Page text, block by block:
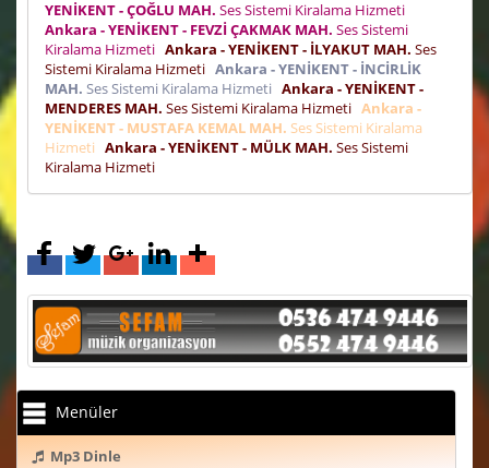
YENİKENT - ÇOĞLU MAH. Ses Sistemi Kiralama Hizmeti
Ankara - YENİKENT - FEVZİ ÇAKMAK MAH. Ses Sistemi
Kiralama Hizmeti Ankara - YENİKENT - İLYAKUT MAH. Ses
Sistemi Kiralama Hizmeti Ankara - YENİKENT - İNCİRLİK
MAH. Ses Sistemi Kiralama Hizmeti Ankara - YENİKENT -
MENDERES MAH. Ses Sistemi Kiralama Hizmeti Ankara -
YENİKENT - MUSTAFA KEMAL MAH. Ses Sistemi Kiralama
Hizmeti Ankara - YENİKENT - MÜLK MAH. Ses Sistemi
Kiralama Hizmeti
Menüler
Mp3 Dinle